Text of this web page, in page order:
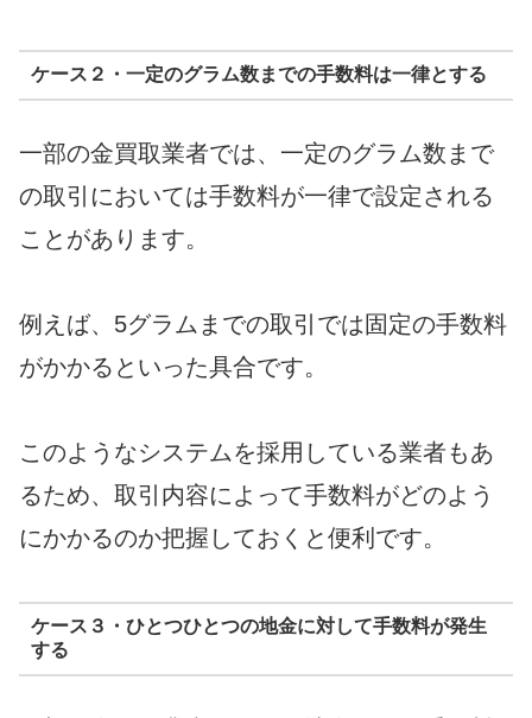
ケース２・一定のグラム数までの手数料は一律とする
一部の金買取業者では、一定のグラム数まで
の取引においては手数料が一律で設定される
ことがあります。
例えば、5グラムまでの取引では固定の手数料
がかかるといった具合です。
このようなシステムを採用している業者もあ
るため、取引内容によって手数料がどのよう
にかかるのか把握しておくと便利です。
ケース３・ひとつひとつの地金に対して手数料が発生
する